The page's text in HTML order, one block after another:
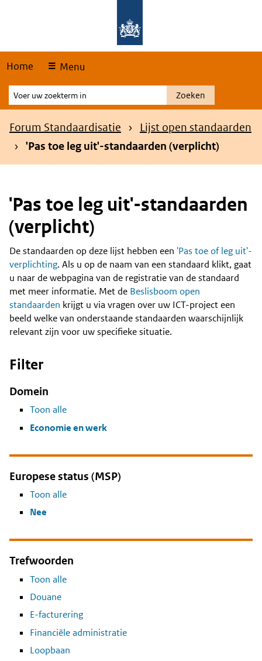
Home Menu
Voer
uw
zoekterm
Zoeken
Kruimelpad
Forum Standaardisatie
Lijst open standaarden
'Pas toe leg uit'-standaarden (verplicht)
'Pas toe leg uit'-standaarden
(verplicht)
Content
De standaarden op deze lijst hebben een 'Pas toe of leg uit'-
verplichting. Als u op de naam van een standaard klikt, gaat
u naar de webpagina van de registratie van de standaard
met meer informatie. Met de Beslisboom open
standaarden krijgt u via vragen over uw ICT-project een
beeld welke van onderstaande standaarden waarschijnlijk
relevant zijn voor uw specifieke situatie.
Filter
Domein
Toon alle
Economie en werk
Europese status (MSP)
Toon alle
Nee
Trefwoorden
Toon alle
Douane
E-facturering
Financiële administratie
Loopbaan